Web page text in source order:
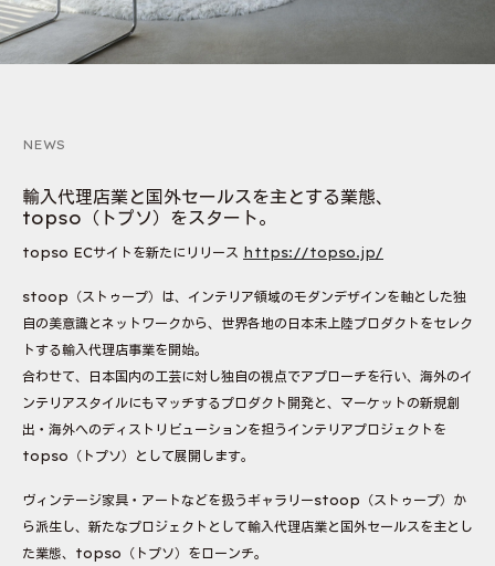
NEWS
輸入代理店業と国外セールスを主とする業態、
topso（トプソ）をスタート。
topso ECサイトを新たにリリース https://topso.jp/
stoop（ストゥープ）は、インテリア領域のモダンデザインを軸とした独
自の美意識とネットワークから、世界各地の日本未上陸プロダクトをセレク
トする輸入代理店事業を開始。
合わせて、日本国内の工芸に対し独自の視点でアプローチを行い、海外のイ
ンテリアスタイルにもマッチするプロダクト開発と、マーケットの新規創
出・海外へのディストリビューションを担うインテリアプロジェクトを
topso（トプソ）として展開します。
ヴィンテージ家具・アートなどを扱うギャラリーstoop（ストゥープ）か
ら派生し、新たなプロジェクトとして輸入代理店業と国外セールスを主とし
た業態、topso（トプソ）をローンチ。